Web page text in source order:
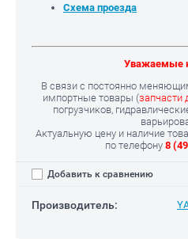
Схема проезда
Уважаемые
В связи с постоянно
импортные товары (запчасти
погрузчиков,
Актуальную цену и наличие
по телефону 8
Добавить к сравнению
Производитель: